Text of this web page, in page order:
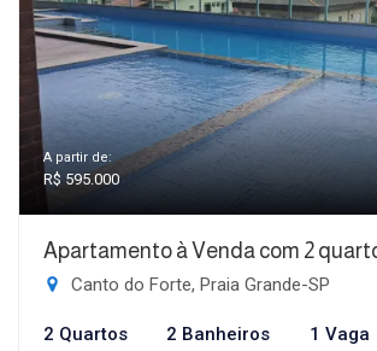
A partir de:
R$ 595.000
Apartamento à Venda com 2
Canto do Forte, Praia Grande-SP
2 Quartos 2 Banheiros 1 Vaga